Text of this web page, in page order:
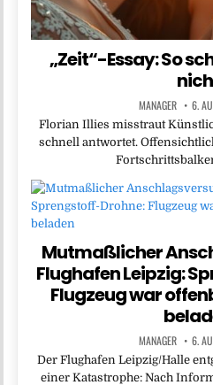
„Zeit“-Essay: So
MANAGER 6.
Florian Illies misstraut
schnell antwortet.
Mutmaßlicher
Flughafen Leipzig:
Flugzeug war
MANAGER 6.
Der Flughafen Leipzig/Halle
einer Katastrophe: Nach